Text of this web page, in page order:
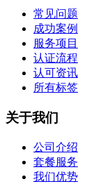
常见问题
成功案例
服务项目
认证流程
认可资讯
所有标签
关于我们
公司介绍
套餐服务
我们优势